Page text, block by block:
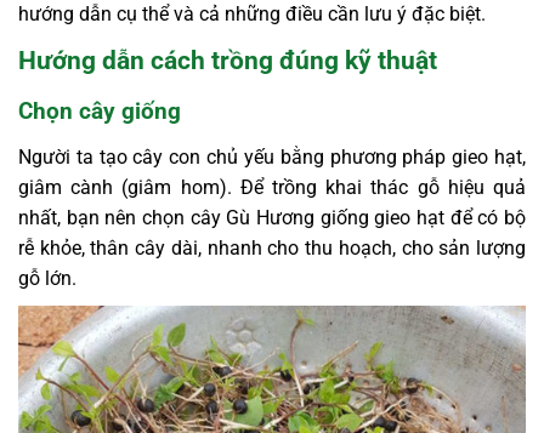
hướng dẫn cụ thể và cả những điều cần lưu ý đặc biệt.
Hướng dẫn cách trồng đúng kỹ thuật
Chọn cây giống
Người ta tạo cây con chủ yếu bằng phương pháp gieo hạt,
giâm cành (giâm hom). Để trồng khai thác gỗ hiệu quả
nhất, bạn nên chọn cây Gù Hương giống gieo hạt để có bộ
rễ khỏe, thân cây dài, nhanh cho thu hoạch, cho sản lượng
gỗ lớn.